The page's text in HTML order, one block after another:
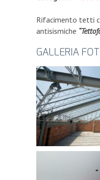
Rifacimento tetti
antisismiche
GALLERIA